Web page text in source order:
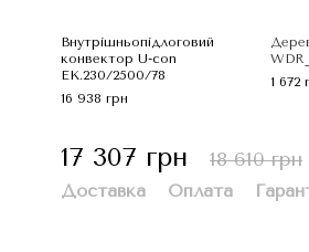
Внутрішньопідлоговий
конвектор U-con
EK.230/2500/78
16 938 грн
1 672
17 307 грн 18 610 грн
Доставка
Оплата